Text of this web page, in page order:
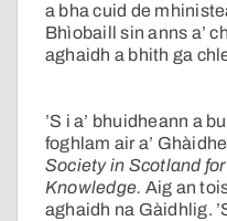
a bha cuid de
Bhìobaill sin anns a’
aghaidh a bhith ga
’S i a’ bhuidheann a
foghlam air a’
Society in Scotland
Knowledge. Aig an
aghaidh na Gàidhlig.